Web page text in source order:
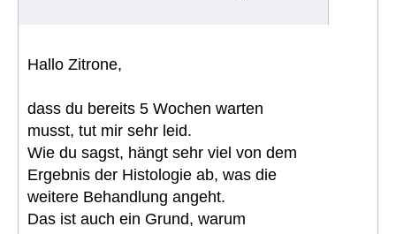
Hallo Zitrone,
dass du bereits 5 Wochen warten
musst, tut mir sehr leid.
Wie du sagst, hängt sehr viel von dem
Ergebnis der Histologie ab, was die
weitere Behandlung angeht.
Das ist auch ein Grund, warum